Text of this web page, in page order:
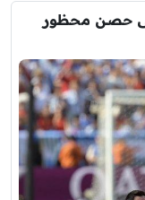
حصن محظور